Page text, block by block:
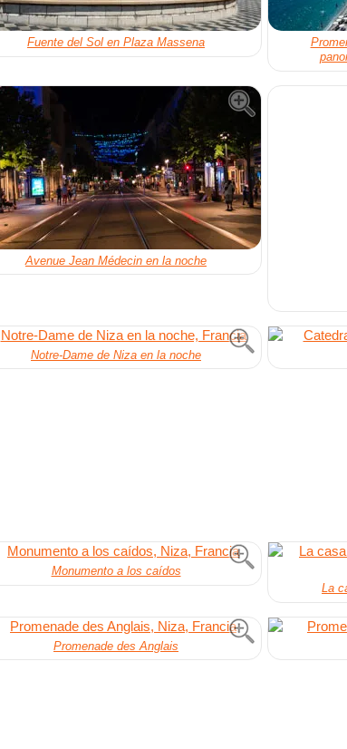
Fuente del Sol en Plaza Massena
Avenue Jean Médecin en la noche
Notre-Dame de Niza en la noche
Monumento a los caídos
La
Promenade des Anglais